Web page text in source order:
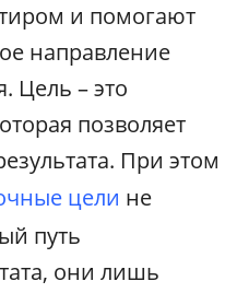
и помогают
направление
Цель – это
позволяет
При этом
цели не
путь
они лишь